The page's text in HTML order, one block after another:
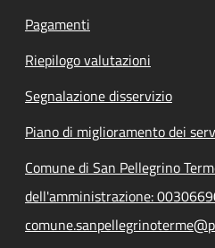
Pagamenti
Riepilogo valutazioni
Segnalazione disservizio
Piano di miglioramento dei
Comune di San Pellegrino
dell'amministrazione: